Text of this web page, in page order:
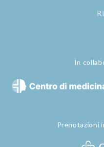
In
Prenotazioni